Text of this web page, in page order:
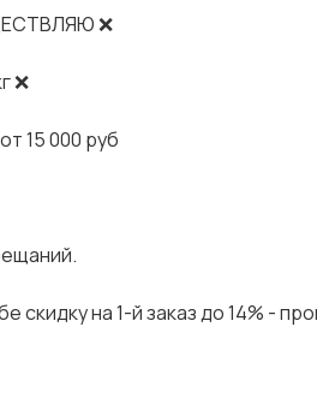
❌
❌
15 000 руб
на 1-й заказ до 14% -